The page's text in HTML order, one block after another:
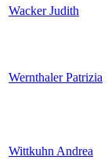
Wacker Judith
Wernthaler Patrizia
Wittkuhn Andrea